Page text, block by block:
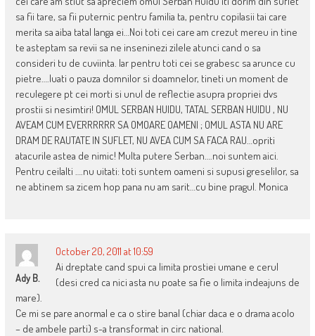
sa fii tare, sa fii puternic pentru familia ta, pentru copilasii tai care
merita sa aiba tatal langa ei…Noi toti cei care am crezut mereu in tine
te asteptam sa revii sa ne inseninezi zilele atunci cand o sa
consideri tu de cuviinta. Iar pentru toti cei se grabesc sa arunce cu
pietre….luati o pauza domnilor si doamnelor, tineti un moment de
reculegere pt cei morti si unul de reflectie asupra propriei dvs
prostii si nesimtiri! OMUL SERBAN HUIDU, TATAL SERBAN HUIDU , NU
AVEAM CUM EVERRRRRR SA OMOARE OAMENI ; OMUL ASTA NU ARE
DRAM DE RAUTATE IN SUFLET, NU AVEA CUM SA FACA RAU…opriti
atacurile astea de nimic! Multa putere Serban….noi suntem aici.
Pentru ceilalti ….nu uitati: toti suntem oameni si supusi greselilor, sa
ne abtinem sa zicem hop pana nu am sarit…cu bine pragul. Monica
Ady B.
October 20, 2011 at 10:59
Ai dreptate cand spui ca limita prostiei umane e cerul
(desi cred ca nici asta nu poate sa fie o limita indeajuns de
mare).
Ce mi se pare anormal e ca o stire banal (chiar daca e o drama acolo
– de ambele parti) s-a transformat in circ national.